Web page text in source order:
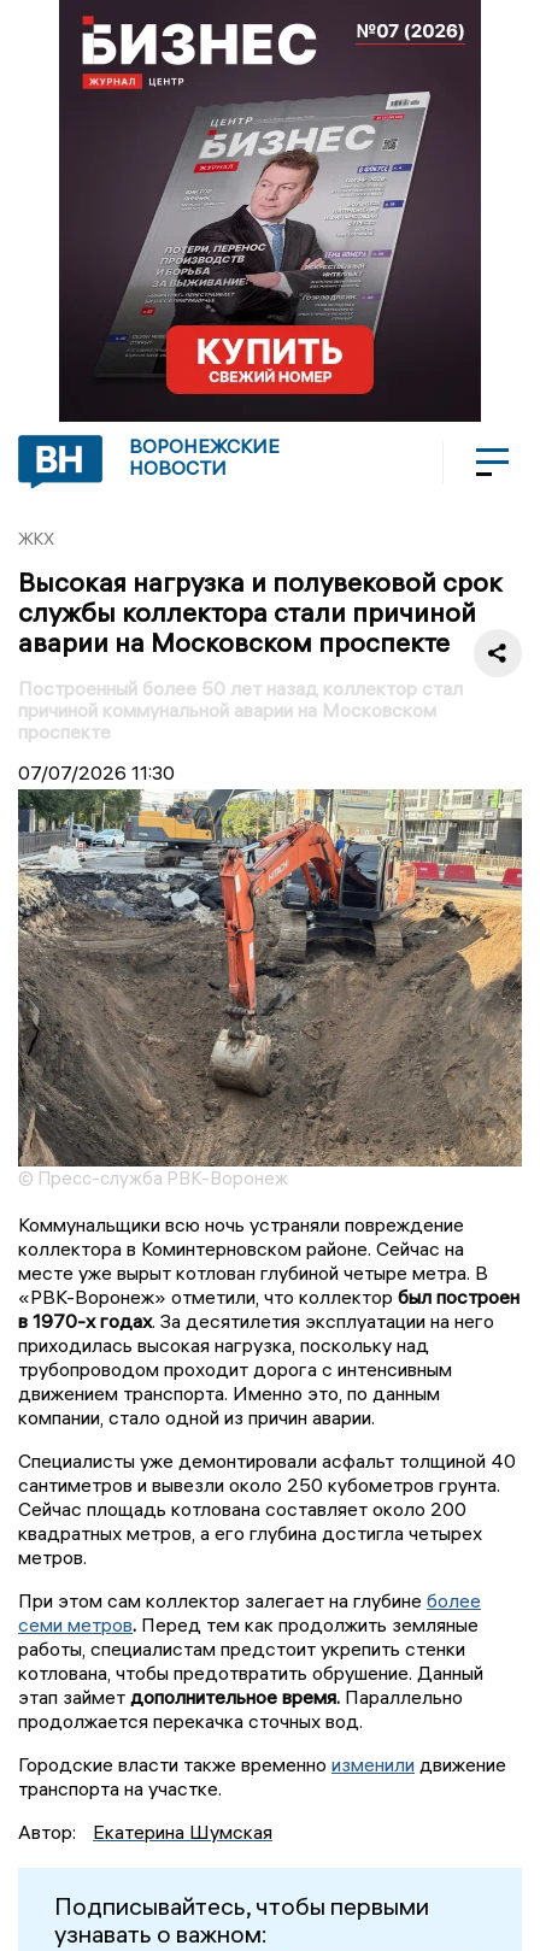
ВОРОНЕЖСКИЕ
НОВОСТИ
ЖКХ
Высокая нагрузка и полувековой срок
службы коллектора стали причиной
аварии на Московском проспекте
Построенный более 50 лет назад коллектор стал
причиной коммунальной аварии на Московском
проспекте
07/07/2026 11:30
© Пресс-служба РВК-Воронеж
Коммунальщики всю ночь устраняли повреждение
коллектора в Коминтерновском районе. Сейчас на
месте уже вырыт котлован глубиной четыре метра. В
«РВК-Воронеж» отметили, что коллектор был построен
в 1970-х годах. За десятилетия эксплуатации на него
приходилась высокая нагрузка, поскольку над
трубопроводом проходит дорога с интенсивным
движением транспорта. Именно это, по данным
компании, стало одной из причин аварии.
Специалисты уже демонтировали асфальт толщиной 40
сантиметров и вывезли около 250 кубометров грунта.
Сейчас площадь котлована составляет около 200
квадратных метров, а его глубина достигла четырех
метров.
При этом сам коллектор залегает на глубине более
семи метров. Перед тем как продолжить земляные
работы, специалистам предстоит укрепить стенки
котлована, чтобы предотвратить обрушение. Данный
этап займет дополнительное время. Параллельно
продолжается перекачка сточных вод.
Городские власти также временно изменили движение
транспорта на участке.
Автор:
Екатерина Шумская
Подписывайтесь, чтобы первыми
узнавать о важном: